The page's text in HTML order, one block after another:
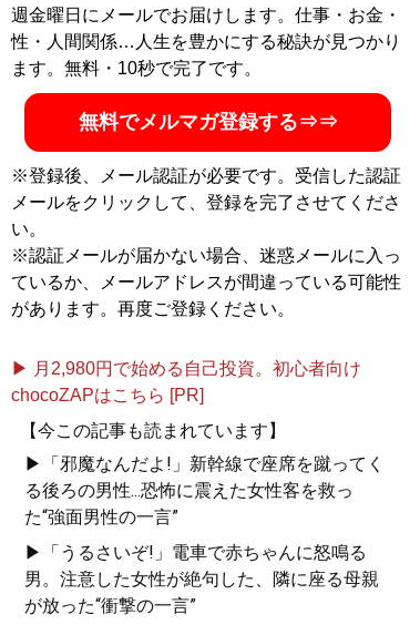
週金曜日にメールでお届けします。仕事・お金・
性・人間関係…人生を豊かにする秘訣が見つかり
ます。無料・10秒で完了です。
無料でメルマガ登録する⇒⇒
※登録後、メール認証が必要です。受信した認証
メールをクリックして、登録を完了させてくださ
い。
※認証メールが届かない場合、迷惑メールに入っ
ているか、メールアドレスが間違っている可能性
があります。再度ご登録ください。
▶ 月2,980円で始める自己投資。初心者向け
chocoZAPはこちら [PR]
【今この記事も読まれています】
▶「邪魔なんだよ!」新幹線で座席を蹴ってく
る後ろの男性...恐怖に震えた女性客を救っ
た“強面男性の一言”
▶「うるさいぞ!」電車で赤ちゃんに怒鳴る
男。注意した女性が絶句した、隣に座る母親
が放った“衝撃の一言”